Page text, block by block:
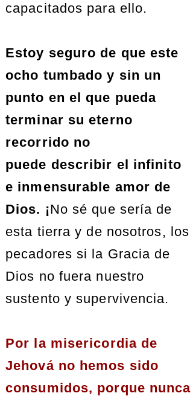
capacitados para ello.
Estoy seguro de que este
ocho tumbado y sin un
punto en el que pueda
terminar su eterno
recorrido no
puede describir el infinito
e inmensurable amor de
Dios. ¡No sé que sería de
esta tierra y de nosotros, los
pecadores si la Gracia de
Dios no fuera nuestro
sustento y supervivencia.
Por la misericordia de
Jehová no hemos sido
consumidos, porque nunca